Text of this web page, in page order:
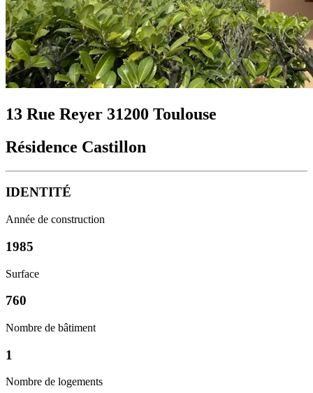
13 Rue Reyer 31200 Toulouse
Résidence Castillon
IDENTITÉ
Année de construction
1985
Surface
760
Nombre de bâtiment
1
Nombre de logements